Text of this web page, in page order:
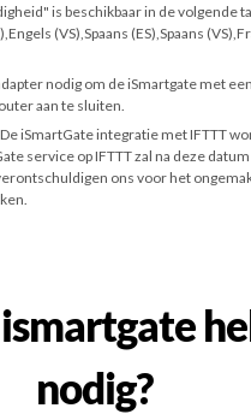
is beschikbaar in de volgende
(VS),Spaans (ES),Spaans
nodig om de iSmartgate met een
aan te sluiten.
De iSmartGate integratie met IFTTT
service op IFTTT zal na deze
ons voor het
nodig?